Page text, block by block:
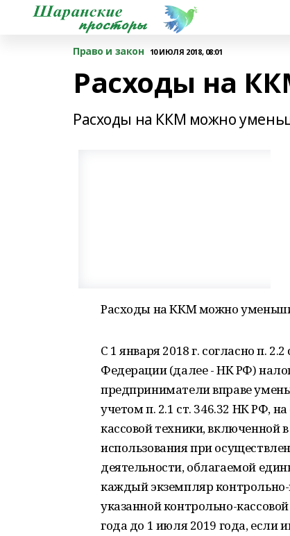
Право и закон 10 ИЮЛЯ 2018, 08:01
Расходы на
Расходы на ККМ можно
Расходы на ККМ можно
С 1 января 2018 г. согласно п.
Федерации (далее - НК РФ)
предприниматели вправе
учетом п. 2.1 ст. 346.32 НК РФ,
кассовой техники, включенной
использования при
деятельности, облагаемой
каждый экземпляр контрольно-
указанной контрольно-
года до 1 июля 2019 года, если